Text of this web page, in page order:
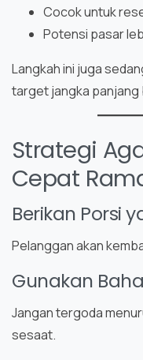
Cocok untuk
Potensi pasar
Langkah ini juga
target jangka panjang
Strategi
Cepat
Berikan Porsi
Pelanggan akan
Gunakan
Jangan tergoda
sesaat.